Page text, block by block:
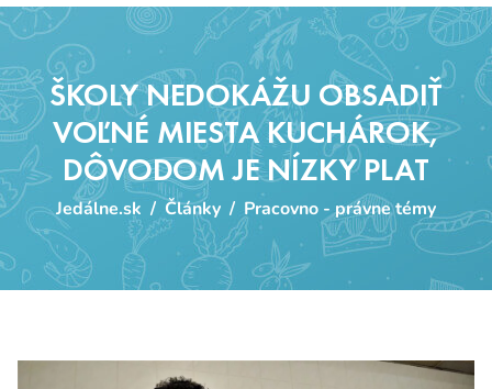
ŠKOLY NEDOKÁŽU OBSADIŤ
VOĽNÉ MIESTA KUCHÁROK,
DÔVODOM JE NÍZKY PLAT
Jedálne.sk / Články / Pracovno - právne témy